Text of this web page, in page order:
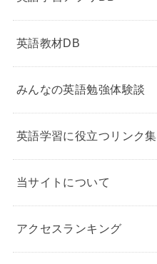
英語教材DB
みんなの英語勉強体験談
英語学習に役立つリンク集
当サイトについて
アクセスランキング